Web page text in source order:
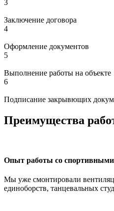
3
Заключение договора
4
Оформление документов
5
Выполнение работы на объекте
6
Подписание закрывющих
Преимущества
Опыт работы со
Мы уже смонтировали
единоборств, танцевальных